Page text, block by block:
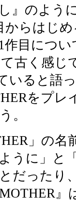
』のよう
からはじ
作目につ
古く感じ
いると語
をプレ
。
」の名
うに」と
だったり
』